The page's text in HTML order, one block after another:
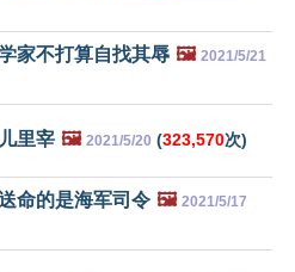
家不打算自找其辱 🖼️ 2021/5/21
里宰 🖼️ 2021/5/20 (323,570次)
命的是海军司令 🖼️ 2021/5/17